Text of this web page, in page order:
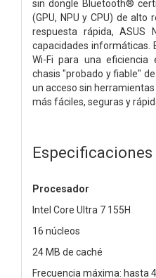
sin dongle Bluetooth®
(GPU, NPU y CPU) de
respuesta rápida, ASUS
capacidades informáticas.
Wi-Fi para una eficiencia
chasis "probado y fiable"
un acceso sin
más fáciles, seguras y
Especificaciones
Procesador
Intel Core Ultra 7 155H
16 núcleos
24 MB de caché
Frecuencia máxima: hasta